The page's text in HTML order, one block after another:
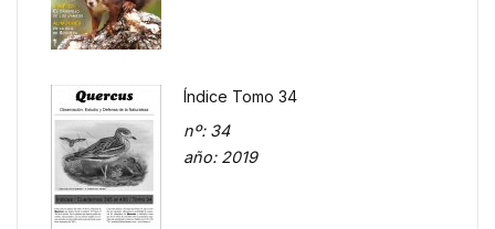
Índice Tomo 34
nº: 34
año: 2019